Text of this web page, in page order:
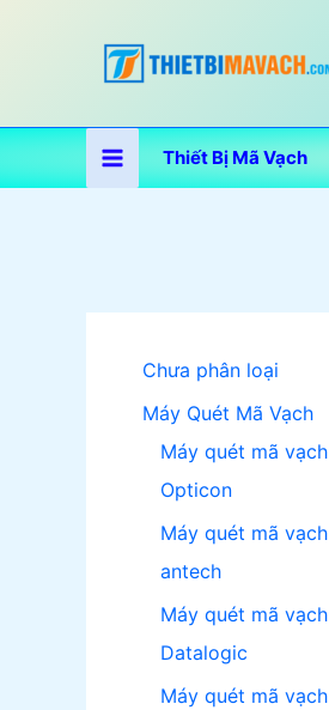
Thiết Bị Mã Vạch
Chưa phân loại
Máy Quét Mã Vạch
Máy quét mã vạch
Opticon
Máy quét mã vạch
antech
Máy quét mã vạch
Datalogic
Máy quét mã vạch